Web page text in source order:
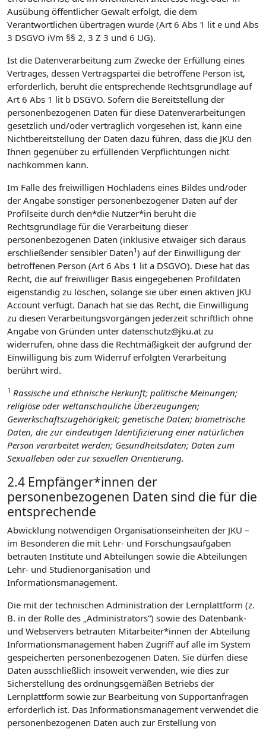
Ausübung öffentlicher Gewalt erfolgt, die dem
Verantwortlichen übertragen wurde (Art 6 Abs 1 lit e und Abs
3 DSGVO iVm §§ 2, 3 Z 3 und 6 UG).
Ist die Datenverarbeitung zum Zwecke der Erfüllung eines
Vertrages, dessen Vertragspartei die betroffene Person ist,
erforderlich, beruht die entsprechende Rechtsgrundlage auf
Art 6 Abs 1 lit b DSGVO. Sofern die Bereitstellung der
personenbezogenen Daten für diese Datenverarbeitungen
gesetzlich und/oder vertraglich vorgesehen ist, kann eine
Nichtbereitstellung der Daten dazu führen, dass die JKU den
Ihnen gegenüber zu erfüllenden Verpflichtungen nicht
nachkommen kann.
Im Falle des freiwilligen Hochladens eines Bildes und/oder
der Angabe sonstiger personenbezogener Daten auf der
Profilseite durch den*die Nutzer*in beruht die
Rechtsgrundlage für die Verarbeitung dieser
personenbezogenen Daten (inklusive etwaiger sich daraus
erschließender sensibler Daten1) auf der Einwilligung der
betroffenen Person (Art 6 Abs 1 lit a DSGVO). Diese hat das
Recht, die auf freiwilliger Basis eingegebenen Profildaten
eigenständig zu löschen, solange sie über einen aktiven JKU
Account verfügt. Danach hat sie das Recht, die Einwilligung
zu diesen Verarbeitungsvorgängen jederzeit schriftlich ohne
Angabe von Gründen unter datenschutz@jku.at zu
widerrufen, ohne dass die Rechtmäßigkeit der aufgrund der
Einwilligung bis zum Widerruf erfolgten Verarbeitung
berührt wird.
1 Rassische und ethnische Herkunft; politische Meinungen;
religiöse oder weltanschauliche Überzeugungen;
Gewerkschaftszugehörigkeit; genetische Daten; biometrische
Daten, die zur eindeutigen Identifizierung einer natürlichen
Person verarbeitet werden; Gesundheitsdaten; Daten zum
Sexualleben oder zur sexuellen Orientierung.
2.4 Empfänger*innen der
personenbezogenen Daten sind die für die
entsprechende
Abwicklung notwendigen Organisationseinheiten der JKU –
im Besonderen die mit Lehr- und Forschungsaufgaben
betrauten Institute und Abteilungen sowie die Abteilungen
Lehr- und Studienorganisation und
Informationsmanagement.
Die mit der technischen Administration der Lernplattform (z.
B. in der Rolle des „Administrators“) sowie des Datenbank-
und Webservers betrauten Mitarbeiter*innen der Abteilung
Informationsmanagement haben Zugriff auf alle im System
gespeicherten personenbezogenen Daten. Sie dürfen diese
Daten ausschließlich insoweit verwenden, wie dies zur
Sicherstellung des ordnungsgemäßen Betriebs der
Lernplattform sowie zur Bearbeitung von Supportanfragen
erforderlich ist. Das Informationsmanagement verwendet die
personenbezogenen Daten auch zur Erstellung von